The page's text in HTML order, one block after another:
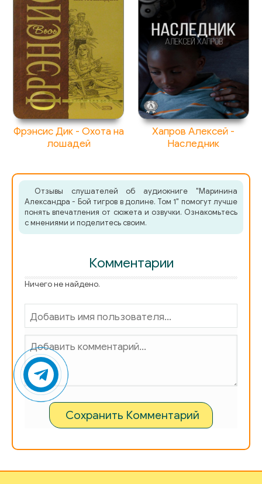
Фрэнсис Дик - Охота на
лошадей
Хапров Алексей -
Наследник
Отзывы слушателей об аудиокниге "Маринина
Александра - Бой тигров в долине. Том 1" помогут лучше
понять впечатления от сюжета и озвучки. Ознакомьтесь
с мнениями и поделитесь своим.
Комментарии
Ничего не найдено.
Сохранить Комментарий